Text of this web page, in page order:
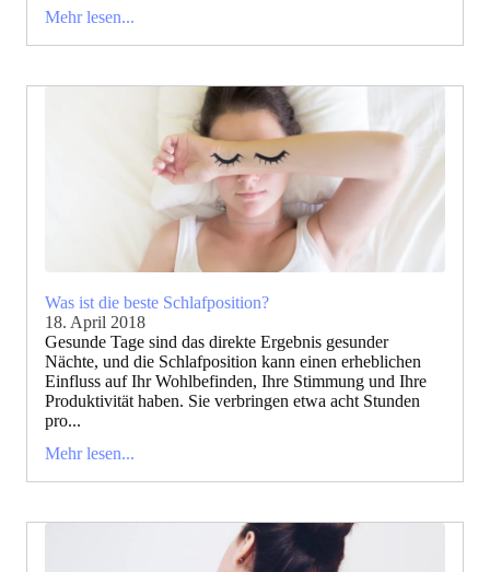
Mehr lesen...
Was ist die beste Schlafposition?
18. April 2018
Gesunde Tage sind das direkte Ergebnis gesunder
Nächte, und die Schlafposition kann einen erheblichen
Einfluss auf Ihr Wohlbefinden, Ihre Stimmung und Ihre
Produktivität haben. Sie verbringen etwa acht Stunden
pro...
Mehr lesen...